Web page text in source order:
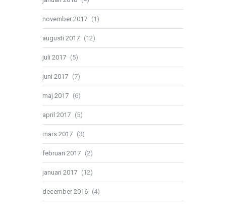
november 2017 (1)
augusti 2017 (12)
juli 2017 (5)
juni 2017 (7)
maj 2017 (6)
april 2017 (5)
mars 2017 (3)
februari 2017 (2)
januari 2017 (12)
december 2016 (4)